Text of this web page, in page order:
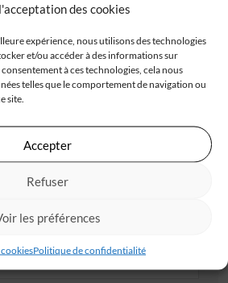
des cookies
expérience, nous utilisons des technologies
et/ou accéder à des informations sur
à ces technologies, cela nous
telles que le comportement de navigation ou
site.
Accepter
Refuser
les préférences
Politique de confidentialité